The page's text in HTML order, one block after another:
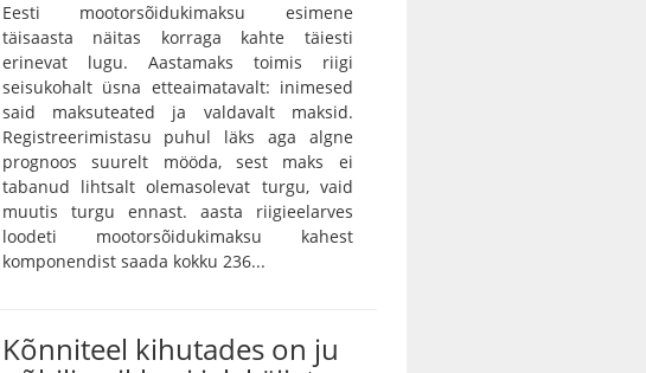
Eesti mootorsõidukimaksu esimene
täisaasta näitas korraga kahte täiesti
erinevat lugu. Aastamaks toimis riigi
seisukohalt üsna etteaimatavalt: inimesed
said maksuteated ja valdavalt maksid.
Registreerimistasu puhul läks aga algne
prognoos suurelt mööda, sest maks ei
tabanud lihtsalt olemasolevat turgu, vaid
muutis turgu ennast. aasta riigieelarves
loodeti mootorsõidukimaksu kahest
komponendist saada kokku 236...
Kõnniteel kihutades on ju